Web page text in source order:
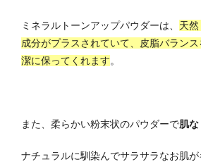
ミネラルトーンアップパウダーは、 天
成分がプラスされていて、皮脂バラン
潔に保ってくれます。
また、柔らかい粉末状のパウダーで肌な
ナチュラルに馴染んでサラサラなお肌が